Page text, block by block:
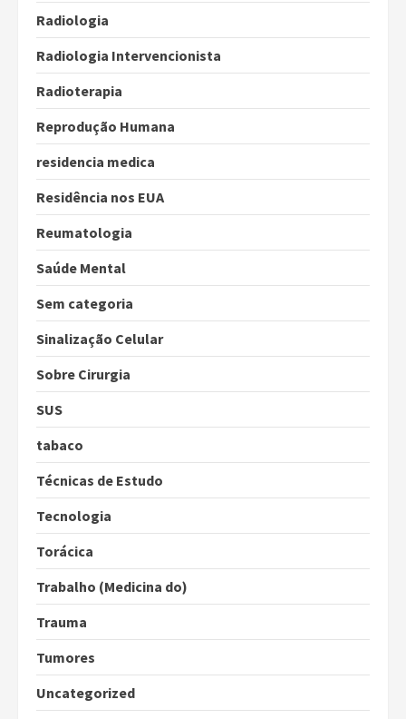
Radiologia
Radiologia Intervencionista
Radioterapia
Reprodução Humana
residencia medica
Residência nos EUA
Reumatologia
Saúde Mental
Sem categoria
Sinalização Celular
Sobre Cirurgia
SUS
tabaco
Técnicas de Estudo
Tecnologia
Torácica
Trabalho (Medicina do)
Trauma
Tumores
Uncategorized